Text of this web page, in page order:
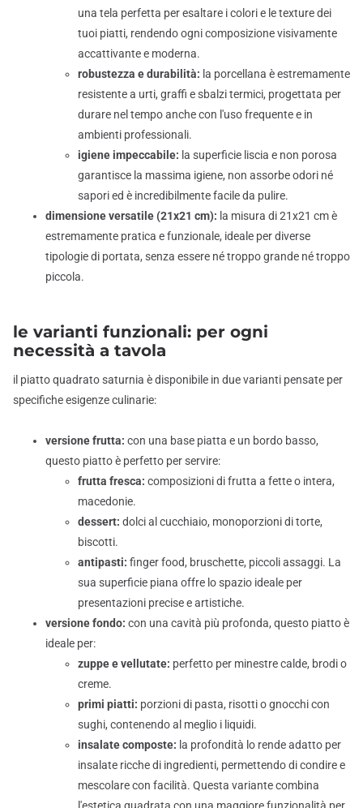
una tela perfetta per esaltare i colori e le texture dei
tuoi piatti, rendendo ogni composizione visivamente
accattivante e moderna.
robustezza e durabilità: la porcellana è estremamente
resistente a urti, graffi e sbalzi termici, progettata per
durare nel tempo anche con l'uso frequente e in
ambienti professionali.
igiene impeccabile: la superficie liscia e non porosa
garantisce la massima igiene, non assorbe odori né
sapori ed è incredibilmente facile da pulire.
dimensione versatile (21x21 cm): la misura di 21x21 cm è
estremamente pratica e funzionale, ideale per diverse
tipologie di portata, senza essere né troppo grande né troppo
piccola.
le varianti funzionali: per ogni
necessità a tavola
il piatto quadrato saturnia è disponibile in due varianti pensate per
specifiche esigenze culinarie:
versione frutta: con una base piatta e un bordo basso,
questo piatto è perfetto per servire:
frutta fresca: composizioni di frutta a fette o intera,
macedonie.
dessert: dolci al cucchiaio, monoporzioni di torte,
biscotti.
antipasti: finger food, bruschette, piccoli assaggi. La
sua superficie piana offre lo spazio ideale per
presentazioni precise e artistiche.
versione fondo: con una cavità più profonda, questo piatto è
ideale per:
zuppe e vellutate: perfetto per minestre calde, brodi o
creme.
primi piatti: porzioni di pasta, risotti o gnocchi con
sughi, contenendo al meglio i liquidi.
insalate composte: la profondità lo rende adatto per
insalate ricche di ingredienti, permettendo di condire e
mescolare con facilità. Questa variante combina